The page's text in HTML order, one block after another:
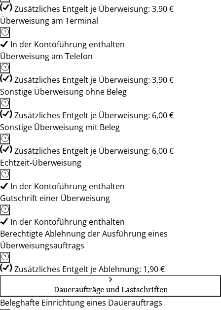
Zusätzliches Entgelt je Überweisung: 3,90 €
Überweisung am Terminal
In der Kontoführung enthalten
Überweisung am Telefon
Zusätzliches Entgelt je Überweisung: 3,90 €
Sonstige Überweisung ohne Beleg
Zusätzliches Entgelt je Überweisung: 6,00 €
Sonstige Überweisung mit Beleg
Zusätzliches Entgelt je Überweisung: 6,00 €
Echtzeit-Überweisung
In der Kontoführung enthalten
Gutschrift einer Überweisung
In der Kontoführung enthalten
Berechtigte Ablehnung der Ausführung eines
Überweisungsauftrags
Zusätzliches Entgelt je Ablehnung: 1,90 €
Daueraufträge und Lastschriften
Beleghafte Einrichtung eines Dauerauftrags